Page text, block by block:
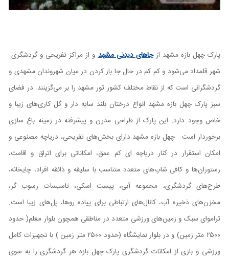
پارک چهل بازه مشهد ازجاهای دیدنی مشهد
و از مراکز تفریحی و گردشگری
شهر قلمداد می‌شود و کم کم در حال جا باز کردن در میان شهروندان مشهدی و
گردشگرانی است که از نقاط مختلف کشور تور مشهد را بر می‌گزینند. در فضای
سبز پارک چهل بازه مشهد انواع درختان بلند سایه دار و گل کاری‌های زیبا و
خاص وجود دارد. این پارک از طراحی مدرن و پیشرفته در زمینه باغ سازی
برخوردار است. چهل بازه مشهد دارای بخش‌های تفریحی، دریاچه مصنوعی و
امکان استقرار در کنار دریاچه ای کم عمق، امکاناتی برای اتراق و اقامت،
رستوران‌ها و کافی شاپ‌های متعدد متناسب با سلیقه و ذائقه افراد، چایخانه،
طرح‌های گردشگری، مجموعه آبی، پیست اسکی، تاسیسات رسوب گر،
مخزن‌های ذخیره آب، کانال‌های ارتباطی برای پیاده روها، پل‌های زیبا است.
تراموای سبک و زمین‌های ورزشی متعدد در مناطقی همچون بلوار معلم( حدود
۲۵۰۰ متر زمین) و در بلوار نمایشگاه (حدود ۲۵۰۰ متر زمین ) با تجهیزات کامل
ورزشی و بازی از امکانات گردشگری پارک چهل بازه هر گردشگری را به سوی